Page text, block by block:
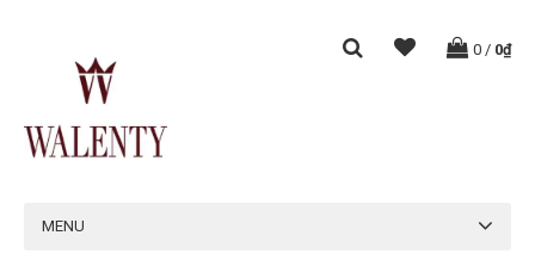
0 / 0₫
MENU